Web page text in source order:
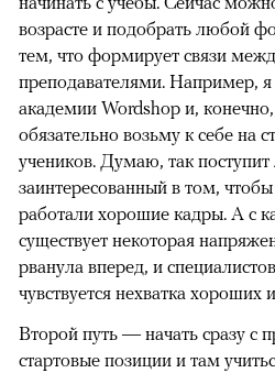
возрасте и подобрать любой
тем, что формирует связи
преподавателями. Например,
академии Wordshop и,
обязательно возьму к себе на
учеников. Думаю, так
заинтересованный в том,
работали хорошие кадры. А с
существует некоторая
рванула вперед, и
чувствуется нехватка хороших
Второй путь — начать сразу с
стартовые позиции и там